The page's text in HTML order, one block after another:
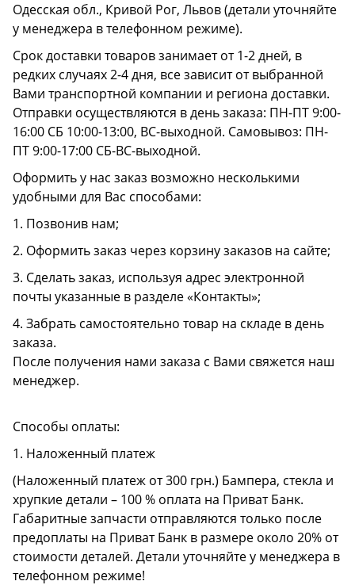
Одесская обл., Кривой Рог, Львов (детали уточняйте
у менеджера в телефонном режиме).
Срок доставки товаров занимает от 1-2 дней, в
редких случаях 2-4 дня, все зависит от выбранной
Вами транспортной компании и региона доставки.
Отправки осуществляются в день заказа: ПН-ПТ 9:00-
16:00 СБ 10:00-13:00, ВС-выходной. Самовывоз: ПН-
ПТ 9:00-17:00 СБ-ВС-выходной.
Оформить у нас заказ возможно несколькими
удобными для Вас способами:
1. Позвонив нам;
2. Оформить заказ через корзину заказов на сайте;
3. Сделать заказ, используя адрес электронной
почты указанные в разделе «Контакты»;
4. Забрать самостоятельно товар на складе в день
заказа.
После получения нами заказа с Вами свяжется наш
менеджер.
Способы оплаты:
1. Наложенный платеж
(Наложенный платеж от 300 грн.) Бампера, стекла и
хрупкие детали – 100 % оплата на Приват Банк.
Габаритные запчасти отправляются только после
предоплаты на Приват Банк в размере около 20% от
стоимости деталей. Детали уточняйте у менеджера в
телефонном режиме!